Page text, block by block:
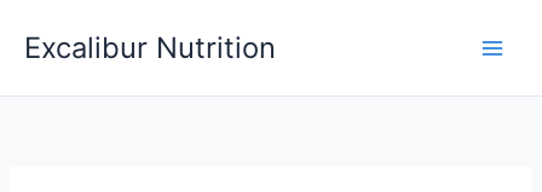
Excalibur Nutrition